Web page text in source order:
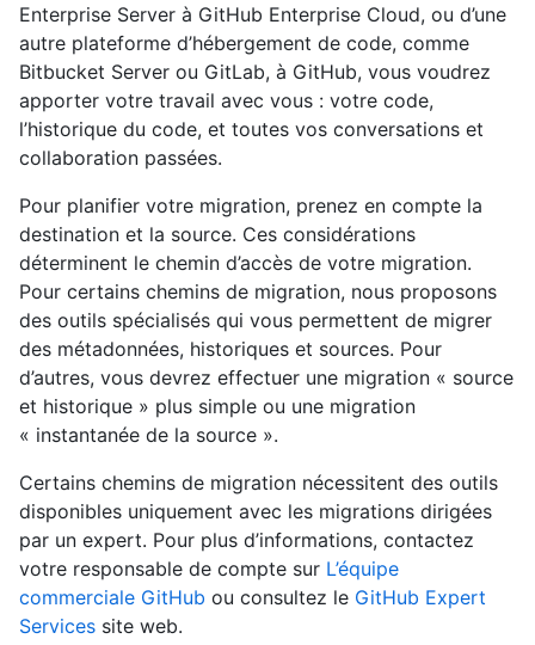
Enterprise Server à GitHub Enterprise Cloud, ou d’une
autre plateforme d’hébergement de code, comme
Bitbucket Server ou GitLab, à GitHub, vous voudrez
apporter votre travail avec vous : votre code,
l’historique du code, et toutes vos conversations et
collaboration passées.
Pour planifier votre migration, prenez en compte la
destination et la source. Ces considérations
déterminent le chemin d’accès de votre migration.
Pour certains chemins de migration, nous proposons
des outils spécialisés qui vous permettent de migrer
des métadonnées, historiques et sources. Pour
d’autres, vous devrez effectuer une migration « source
et historique » plus simple ou une migration
« instantanée de la source ».
Certains chemins de migration nécessitent des outils
disponibles uniquement avec les migrations dirigées
par un expert. Pour plus d’informations, contactez
votre responsable de compte sur L’équipe
commerciale GitHub ou consultez le GitHub Expert
Services site web.